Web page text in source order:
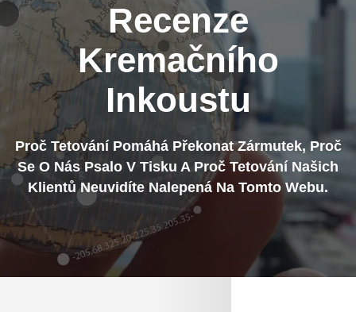
Recenze
Kremačního
Inkoustu
Proč Tetování Pomáhá Překonat Zármutek, Proč
Se O Nás Psalo V Tisku A Proč Tetování Našich
Klientů Neuvidíte Nalepená Na Tomto Webu.